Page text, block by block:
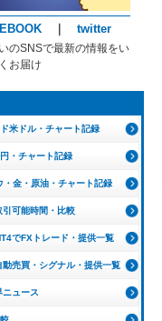
twitter
のSNSで最新の情報をい
お届け
米ドル・チャート記録
・チャート記録
・金・原油・チャート記録
引可能時間・比較
でFXトレード・提供一覧
動売買・シグナル・提供一覧
ニュース